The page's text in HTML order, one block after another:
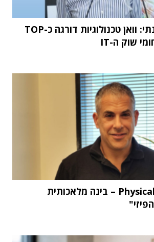
מחקר STKI השנתי: וואן טכנולוגיות דורגה כ-TOP
"העתיד הוא Physical AI – בינה מלאכותית